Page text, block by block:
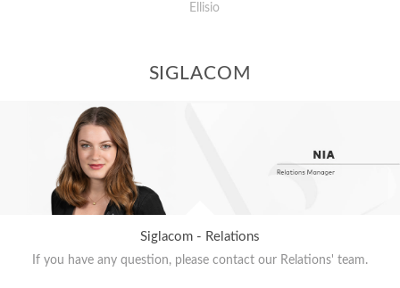
Ellisio
SIGLACOM
Siglacom - Relations
If you have any question, please contact our Relations' team.